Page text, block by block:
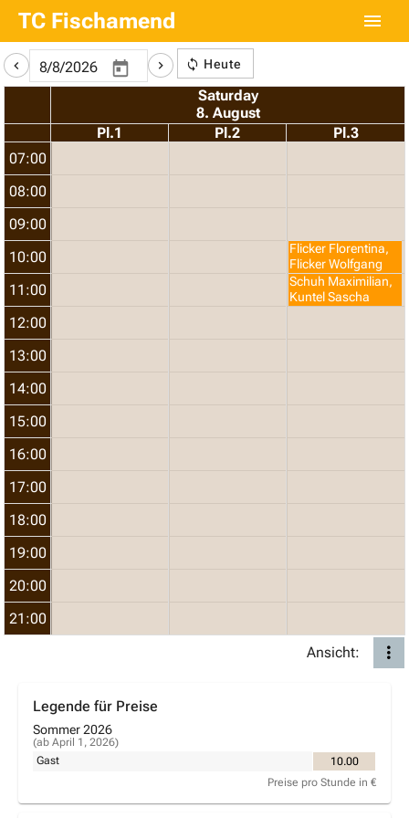
TC Fischamend
Heute
Ansicht:
Saturday
8. August
Pl.1
Pl.2
Pl.3
07:00
08:00
09:00
10:00
11:00
12:00
13:00
14:00
15:00
16:00
17:00
18:00
19:00
20:00
21:00
Flicker Florentina,
Flicker Wolfgang
Schuh Maximilian,
Kuntel Sascha
Legende für Preise
Sommer 2026
(ab April 1, 2026)
Gast
10.00
Preise pro Stunde in €